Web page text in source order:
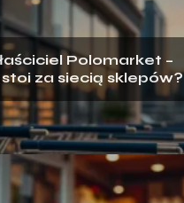
Polomarket –
za siecią sklepów?